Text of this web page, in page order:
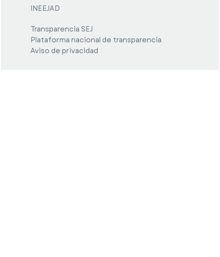
INEEJAD
Transparencia SEJ
Plataforma nacional de transparencia
Aviso de privacidad